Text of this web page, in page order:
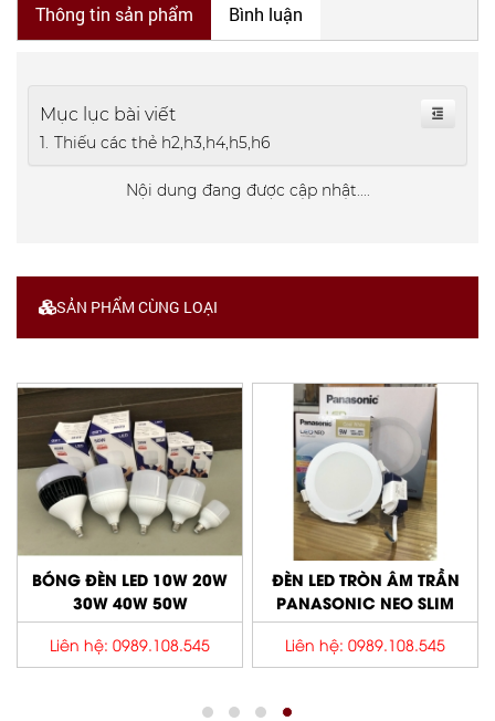
Thông tin sản phẩm Bình luận
Mục lục bài viết
Thiếu các thẻ h2,h3,h4,h5,h6
Nội dung đang được cập nhật....
SẢN PHẨM CÙNG LOẠI
BÓNG ĐÈN LED 10W 20W
30W 40W 50W
Liên hệ: 0989.108.545
ĐÈN LED TRÒN ÂM TRẦN
PANASONIC NEO SLIM
Liên hệ: 0989.108.545